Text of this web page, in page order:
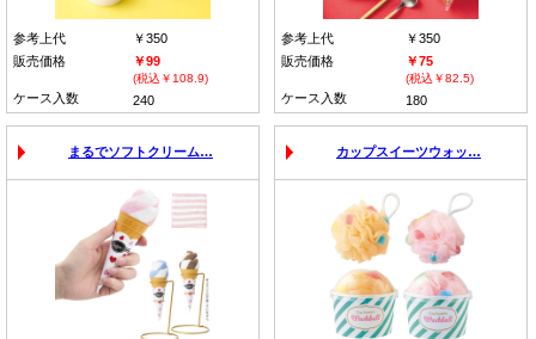
参考上代
￥350
販売価格
￥99
(税込￥108.9)
ケース入数 240
参考上代
￥350
販売価格
￥75
(税込￥82.5)
ケース入数 180
まるでソフトクリーム… カップスイーツウォッ…